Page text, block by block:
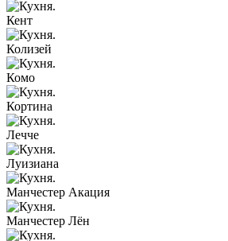
Кент
Колизей
Комо
Кортина
Лечче
Луизиана
Манчестер Акация
Манчестер Лён